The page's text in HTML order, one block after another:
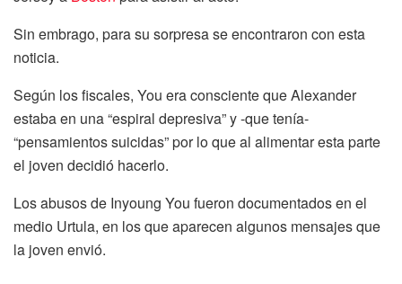
Sin embrago, para su sorpresa se encontraron con esta
noticia.
Según los fiscales, You era consciente que Alexander
estaba en una “espiral depresiva” y -que tenía-
“pensamientos suicidas” por lo que al alimentar esta parte
el joven decidió hacerlo.
Los abusos de Inyoung You fueron documentados en el
medio Urtula, en los que aparecen algunos mensajes que
la joven envió.